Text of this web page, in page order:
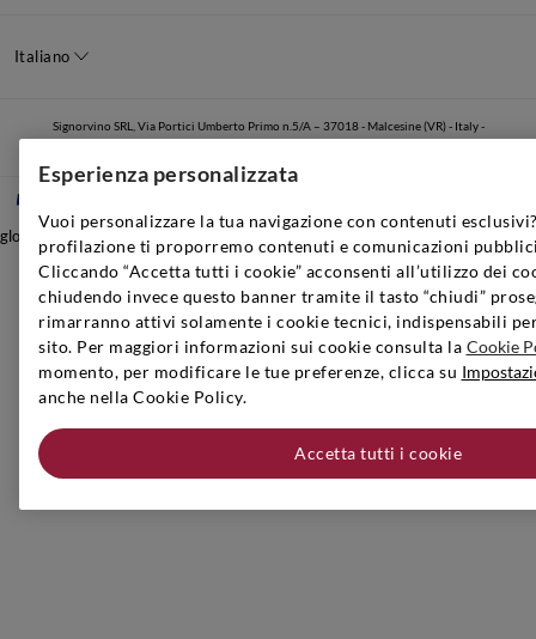
Italiano
Signorvino SRL, Via Portici Umberto Primo n.5/A – 37018 - Malcesine (VR) - Italy -
Esperienza personalizzata
Vuoi personalizzare la tua navigazione con contenuti
profilazione ti proporremo contenuti e comunicazioni
Cliccando “Accetta tutti i cookie” acconsenti all’utilizzo dei
chiudendo invece questo banner tramite il tasto “chiudi”
rimarranno attivi solamente i cookie tecnici, indispensabili
sito. Per maggiori informazioni sui cookie consulta la Cookie
momento, per modificare le tue preferenze, clicca su
anche nella Cookie Policy.
Accetta tutti i cookie
global.nocontent